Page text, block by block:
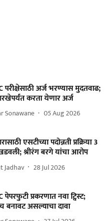
परीक्षेसाठी अर्ज भरण्यास मुदतवाढ;
करता येणार अर्ज
Sonawane 05 Aug 2026
एसटीच्या पदोन्नती प्रक्रिया 3
श्रीरंग बरगे यांचा आरोप
Jadhav 28 Jul 2026
पेपरफुटी प्रकरणात नवा ट्विस्ट;
बनावट असल्याचा दावा